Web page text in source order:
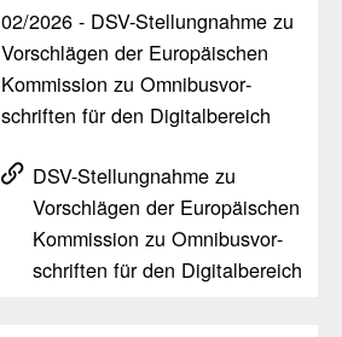
02/​2026 - DSV-Stel­lung­nahme zu
Vorschlägen der Euro­päi­schen
Kommis­sion zu Omni­bus­vor­
schriften für den Digi­tal­be­reich
DSV-Stel­lung­nahme zu
Vorschlägen der Euro­päi­schen
Kommis­sion zu Omni­bus­vor­
schriften für den Digi­tal­be­reich